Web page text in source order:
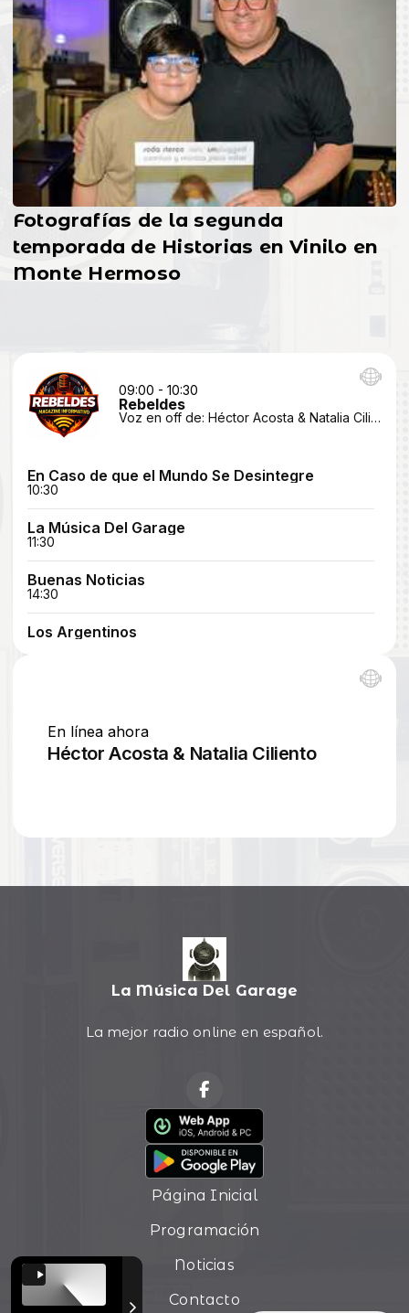
Fotografías de la segunda
temporada de Historias en Vinilo en
Monte Hermoso
La Música Del Garage
La mejor radio online en español.
Página Inicial
Programación
Noticias
Contacto